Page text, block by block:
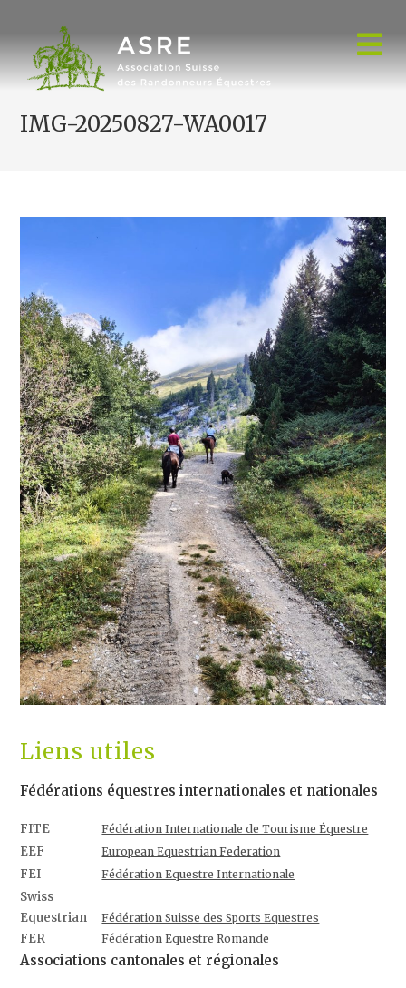
content
IMG-20250827-WA0017
Liens utiles
Fédérations équestres internationales et nationales
FITE Fédération Internationale de Tourisme Équestre
EEF European Equestrian Federation
FEI Fédération Equestre Internationale
Swiss
Equestrian
Fédération Suisse des Sports Equestres
FER Fédération Equestre Romande
Associations cantonales et régionales